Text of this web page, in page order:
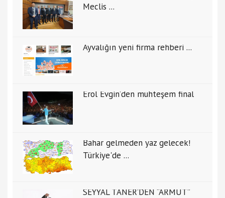
Meclis ...
Ayvalığın yeni firma rehberi ...
Erol Evgin’den muhteşem final
Bahar gelmeden yaz gelecek!
Türkiye'de ...
SEYYAL TANER’DEN “ARMUT”